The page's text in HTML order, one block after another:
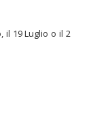
il 19 Luglio o il 2